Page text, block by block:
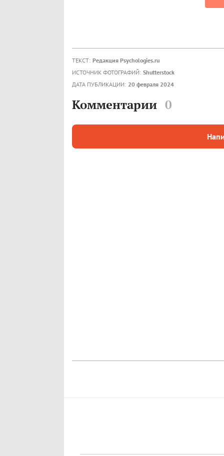
ТЕКСТ: Редакция Psychologies.ru
ИСТОЧНИК ФОТОГРАФИЙ: Shutterstock
ДАТА ПУБЛИКАЦИИ: 20 февраля 2024
Комментарии 0